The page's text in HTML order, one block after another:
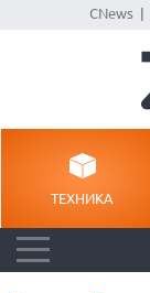
CNews|
ТЕХНИКА